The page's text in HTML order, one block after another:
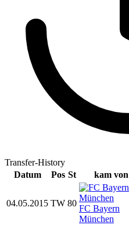
Transfer-History
Datum
Pos St kam von
04.05.2015 TW 80
FC Bayern
München